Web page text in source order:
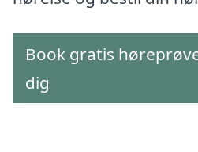
Book gratis
dig